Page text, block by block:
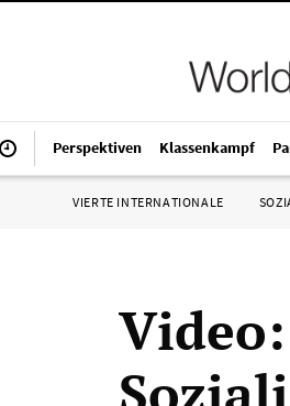
Perspektiven Klassenkampf
VIERTE INTERNATIONALE